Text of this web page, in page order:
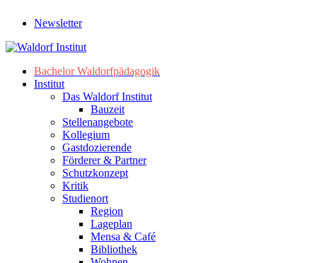
Newsletter
Bachelor Waldorfpädagogik
Institut
Das Waldorf Institut
Bauzeit
Stellenangebote
Kollegium
Gastdozierende
Förderer & Partner
Schutzkonzept
Kritik
Studienort
Region
Lageplan
Mensa & Café
Bibliothek